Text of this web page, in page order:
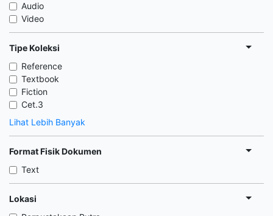
Audio
Video
Tipe Koleksi
Reference
Textbook
Fiction
Cet.3
Lihat Lebih Banyak
Format Fisik Dokumen
Text
Lokasi